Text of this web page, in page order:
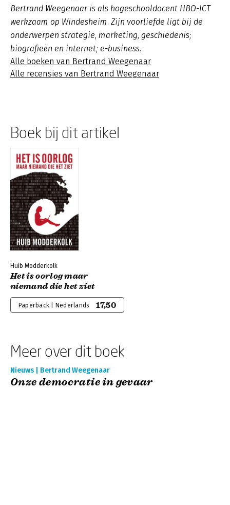
Bertrand Weegenaar is als hogeschooldocent HBO-ICT
werkzaam op Windesheim. Zijn voorliefde ligt bij de
onderwerpen strategie, marketing, geschiedenis;
biografieën en internet; e-business.
Alle boeken van Bertrand Weegenaar
Alle recensies van Bertrand Weegenaar
Boek bij dit artikel
Huib Modderkolk
Het is oorlog maar
niemand die het ziet
Paperback | Nederlands 17,50
Meer over dit boek
Nieuws | Bertrand Weegenaar
Onze democratie in gevaar